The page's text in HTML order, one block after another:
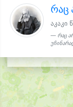
რაც
აკაკი
რაც